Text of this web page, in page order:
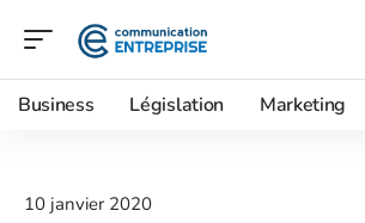
Business Législation Marketing
10 janvier 2020